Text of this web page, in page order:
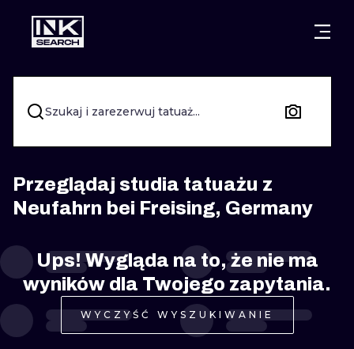
MIASTA GDAŃSK
WARSZAWA POZNAŃ
KRAKÓW KATOWICE
WROCŁAW ŁÓDŹ
BERLIN WIEDEŃ
AMSTERDAM EDYNBURG
PRAGA LONDYN
STYLE
KALIGRAFIA
NEW
TRIBAL
RYCINOWE
Szukaj i zarezerwuj tatuaż...
Przeglądaj studia tatuażu z
Neufahrn bei Freising, Germany
Ups! Wygląda na to, że nie ma
wyników dla Twojego zapytania.
WYCZYŚĆ WYSZUKIWANIE